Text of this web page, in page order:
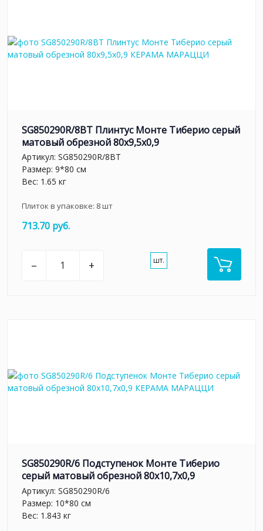
SG850290R/8BT Плинтус Монте Тиберио серый
матовый обрезной 80x9,5x0,9
Артикул: SG850290R/8BT
Размер: 9*80 см
Вес: 1.65 кг
Плиток в упаковке: 8шт
713.70 руб.
– + шт.
SG850290R/6 Подступенок Монте Тиберио
серый матовый обрезной 80x10,7x0,9
Артикул: SG850290R/6
Размер: 10*80 см
Вес: 1.843 кг